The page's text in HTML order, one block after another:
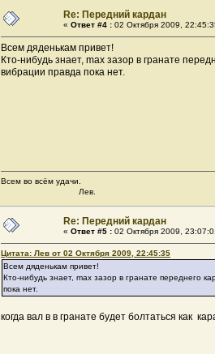
Re: Передний кардан
« Ответ #4 : 02 Октября 2009,
Всем дяденькам привет!
Кто-нибудь знает, max зазор в гранате
вибрации правда пока нет.
Всем во всём удачи.
Лев.
Re: Передний кардан
« Ответ #5 : 02 Октября 2009,
Цитата: Лев от 02 Октября 2009, 22:45:35
Всем дяденькам привет!
Кто-нибудь знает, max зазор в гранате переднего
пока нет.
когда вал в в гранате будет болтаться как